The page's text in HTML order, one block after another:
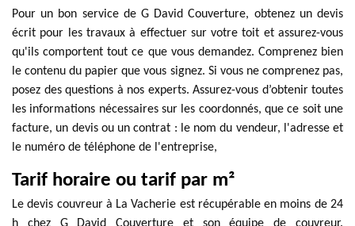
Pour un bon service de G David Couverture, obtenez un devis
écrit pour les travaux à effectuer sur votre toit et assurez-vous
qu'ils comportent tout ce que vous demandez. Comprenez bien
le contenu du papier que vous signez. Si vous ne comprenez pas,
posez des questions à nos experts. Assurez-vous d’obtenir toutes
les informations nécessaires sur les coordonnés, que ce soit une
facture, un devis ou un contrat : le nom du vendeur, l'adresse et
le numéro de téléphone de l'entreprise,
Tarif horaire ou tarif par m²
Le devis couvreur à La Vacherie est récupérable en moins de 24